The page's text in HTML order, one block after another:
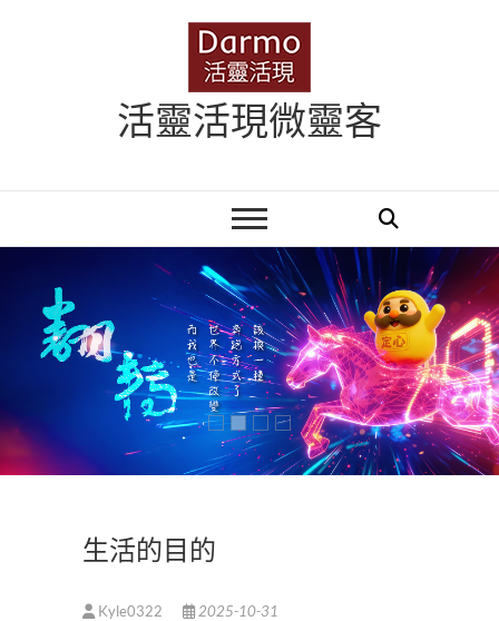
活靈活現微靈客
生活的目的
Kyle0322 2025-10-31